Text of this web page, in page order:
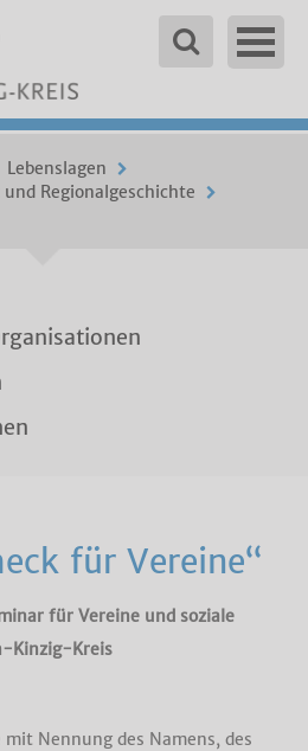
Lebenslagen
Regionalgeschichte
für Vereine“
für Vereine und soziale
Kinzig-Kreis
Nennung des Namens, des